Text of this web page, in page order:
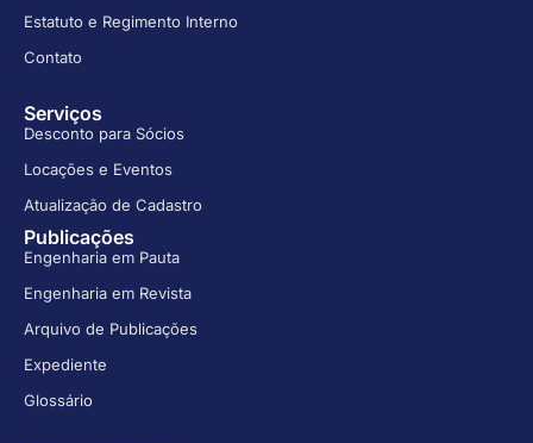
Estatuto e Regimento Interno
Contato
Serviços
Desconto para Sócios
Locações e Eventos
Atualização de Cadastro
Publicações
Engenharia em Pauta
Engenharia em Revista
Arquivo de Publicações
Expediente
Glossário